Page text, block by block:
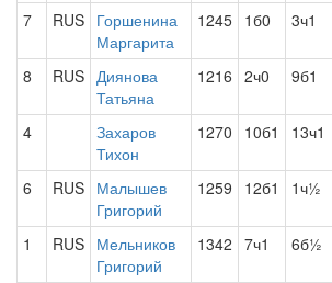
7 RUS Горшенина
Маргарита
1245 1б0 3ч1
8 RUS Диянова
Татьяна
1216 2ч0 9б1
4
Захаров
Тихон
1270 10б1 13ч1
6 RUS Малышев
Григорий
1259 12б1 1ч½
1 RUS Мельников
Григорий
1342 7ч1 6б½